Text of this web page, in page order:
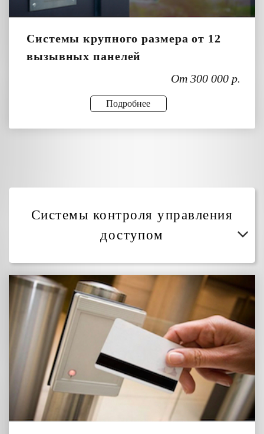
Системы крупного размера от 12
вызывных панелей
От 300 000 р.
Подробнее
Системы контроля управления
доступом